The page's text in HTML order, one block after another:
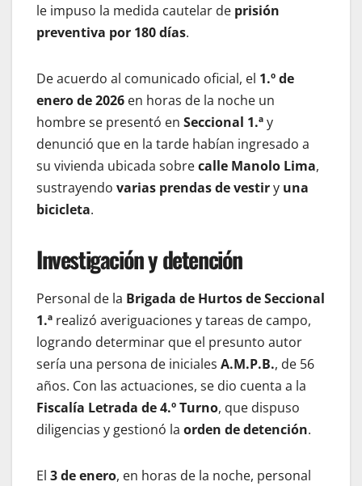
le impuso la medida cautelar de prisión
preventiva por 180 días.
De acuerdo al comunicado oficial, el 1.º de
enero de 2026 en horas de la noche un
hombre se presentó en Seccional 1.ªy
denunció que en la tarde habían ingresado a
su vivienda ubicada sobrecalle Manolo Lima,
sustrayendo varias prendas de vestiry una
bicicleta.
Investigación y detención
Personal de la Brigada de Hurtos de Seccional
1.ª realizó averiguaciones y tareas de campo,
logrando determinar que el presunto autor
sería una persona de iniciales A.M.P.B., de 56
años. Con las actuaciones, se dio cuenta a la
Fiscalía Letrada de 4.º Turno, que dispuso
diligencias y gestionó la orden de detención.
El 3 de enero, en horas de la noche, personal